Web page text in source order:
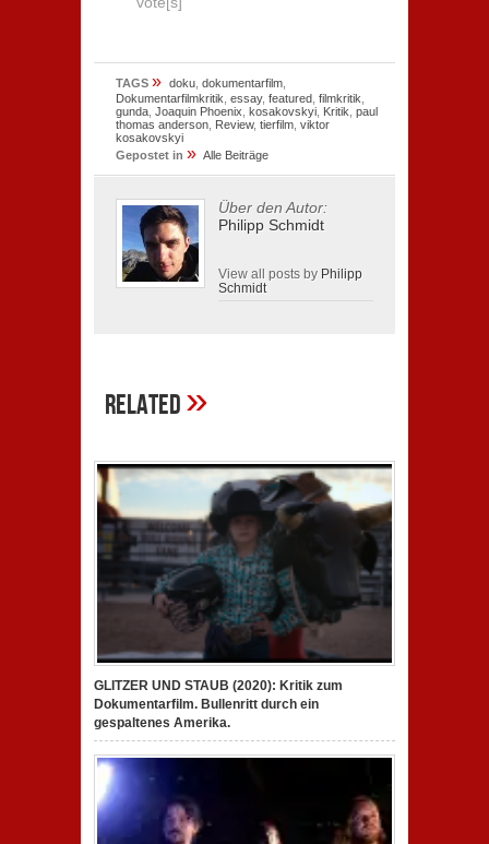
TAGS » doku dokumentarfilm
Dokumentarfilmkritik essay, featured filmkritik
gunda Joaquin Phoenix kosakovskyi Kritik paul
thomas anderson Review, tierfilm viktor
kosakovskyi
Gepostet in » Alle Beiträge
Über den Autor:
Philipp Schmidt
View all posts by Philipp
Schmidt
Related»
GLITZER UND STAUB (2020): Kritik zum
Dokumentarfilm. Bullenritt durch ein
gespaltenes Amerika.